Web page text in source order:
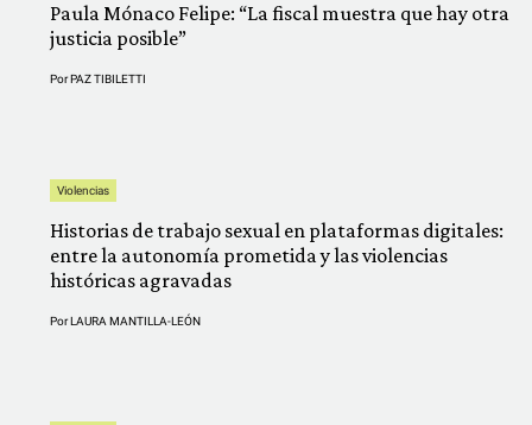
Paula Mónaco Felipe: “La fiscal muestra que hay otra
justicia posible”
PorPAZ TIBILETTI
Violencias
Historias de trabajo sexual en plataformas digitales:
entre la autonomía prometida y las violencias
históricas agravadas
PorLAURA MANTILLA-LEÓN